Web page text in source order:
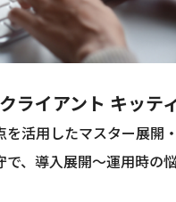
ライアント キッテ
を活用したマスター展開
で、導入展開～運用時の